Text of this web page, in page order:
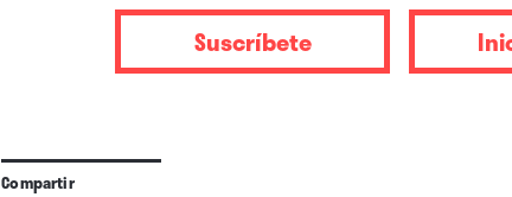
que están girando por Bilbao o alrededores
Basta con que nos lo pidan y que nos cuadre a
“Me enteré por una colega que estaban girando
Suscríbete
Compartir